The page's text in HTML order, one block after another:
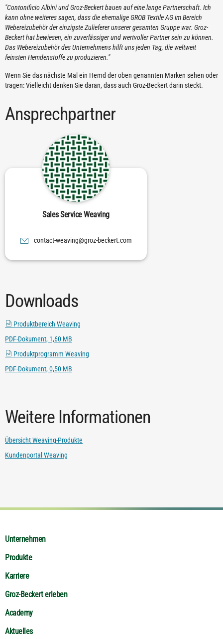
"Contonificio Albini und Groz-Beckert bauen auf eine lange Partnerschaft. Ich
kann ohne weiteres sagen, dass die ehemalige GROB Textile AG im Bereich
Webereizubehör der einzigste Zulieferer unserer gesamten Gruppe war. Groz-
Beckert hat bewiesen, ein zuverlässiger und wertvoller Partner sein zu können.
Das Webereizubehör des Unternehmens hilft uns jeden Tag, die weltweit
feinsten Hemdenstoffe zu produzieren."
Wenn Sie das nächste Mal ein Hemd der oben genannten Marken sehen oder
tragen: Vielleicht denken Sie daran, dass auch Groz-Beckert darin steckt.
Ansprechpartner
Sales Service Weaving
moc.trekceb-zorg@gnivaew-tcatnoc
Downloads
Produktbereich Weaving
PDF-Dokument, 1,60 MB
Produktprogramm Weaving
PDF-Dokument, 0,50 MB
Weitere Informationen
Übersicht Weaving-Produkte
Kundenportal Weaving
Unternehmen
Produkte
Karriere
Groz-Beckert erleben
Academy
Aktuelles